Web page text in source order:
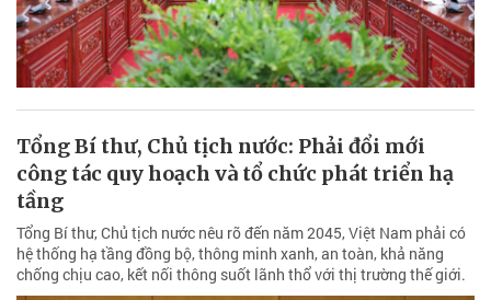
Tổng Bí thư, Chủ tịch nước: Phải đổi mới
công tác quy hoạch và tổ chức phát triển hạ
tầng
Tổng Bí thư, Chủ tịch nước nêu rõ đến năm 2045, Việt Nam phải có
hệ thống hạ tầng đồng bộ, thông minh xanh, an toàn, khả năng
chống chịu cao, kết nối thông suốt lãnh thổ với thị trường thế giới.